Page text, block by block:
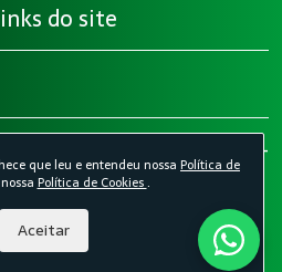
do site
Segurança do Trabalho 2026 -
Política de Privacidade.
por Agência Kombi
que leu e entendeu nossa Política de
Política de Cookies.
Aceitar